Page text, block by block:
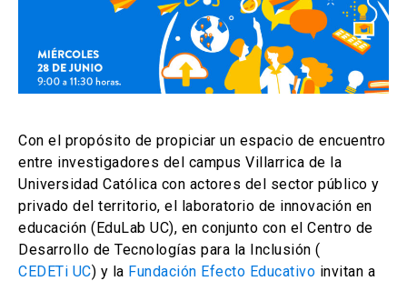
launch
enlace
se
abre
nueva
pestaña)
Biblioteca launch
(El
enlace
abre
nueva
pestaña)
Mi Portal UC
(El
enlace
abre
en
una
nueva
pestaña)
Correo launch
(El
enlace
abre
en
una
nueva
pestaña)
Con el propósito de propiciar un espacio de encuentro
entre investigadores del campus Villarrica de la
Universidad Católica con actores del sector público y
privado del territorio, el laboratorio de innovación en
educación (EduLab UC), en conjunto con el Centro de
Desarrollo de Tecnologías para la Inclusión (
CEDETi UC) y la Fundación Efecto Educativo invitan a